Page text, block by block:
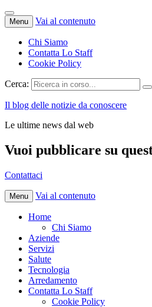
Menu Vai al contenuto
Chi Siamo
Contatta Lo Staff
Cookie Policy
Cerca:
Il blog delle notizie da conoscere
Le ultime news dal web
Vuoi pubblicare su
Contattaci
Menu Vai al contenuto
Home
Chi Siamo
Aziende
Servizi
Salute
Tecnologia
Arredamento
Contatta Lo Staff
Cookie Policy